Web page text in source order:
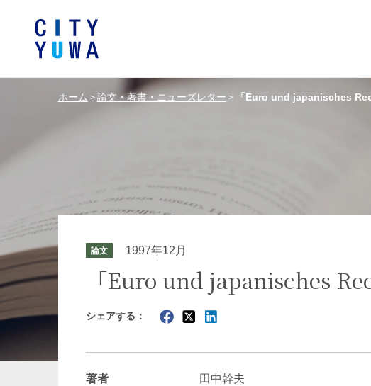
危機管理／コンプライアンス
エネルギー・資源 ライフサイエンス・製薬
暗号資産・NFT 建設・建築
ホーム > 論文・著書・ニューズレター > 「Euro und japanisches
論文 1997年12月
「Euro und japanisches
シェアする：
著者 田中幹夫